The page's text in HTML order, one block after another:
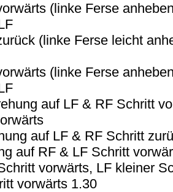
(linke Ferse
(linke Ferse leicht
(linke Ferse
auf LF & RF Schritt
auf LF & RF Schritt
auf RF & LF Schritt
vorwärts, LF kleiner
vorwärts 1.30